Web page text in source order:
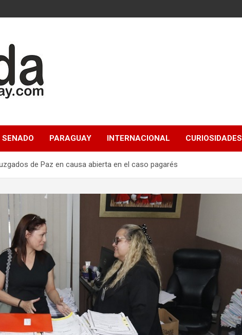
SENADO PARAGUAY INTERNACIONAL CURIOSIDADES
de Paz en causa abierta en el caso pagarés